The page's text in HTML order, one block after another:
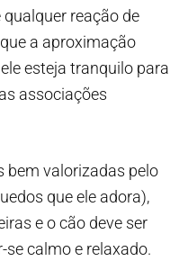
reação de
a aproximação
esteja tranquilo para
associações
bem valorizadas pelo
que ele adora),
e o cão deve ser
calmo e relaxado.